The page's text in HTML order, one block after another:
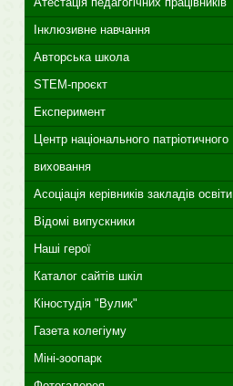
Інклюзивне навчання
Авторська школа
STEM-проєкт
Експеримент
Центр національного патріотичного
виховання
Асоціація керівників закладів освіти
Відомі випускники
Наші герої
Каталог сайтів шкіл
Кіностудія "Вулик"
Газета колегіуму
Міні-зоопарк